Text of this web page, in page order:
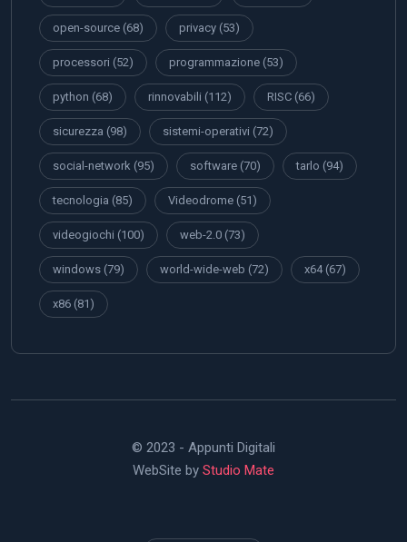
open-source (68) privacy (53)
processori (52) programmazione (53)
python (68) rinnovabili (112) RISC (66)
sicurezza (98) sistemi-operativi (72)
social-network (95) software (70) tarlo (94)
tecnologia (85) Videodrome (51)
videogiochi (100) web-2.0 (73)
windows (79) world-wide-web (72) x64(67)
x86 (81)
© 2023 - Appunti Digitali
WebSite by Studio Mate